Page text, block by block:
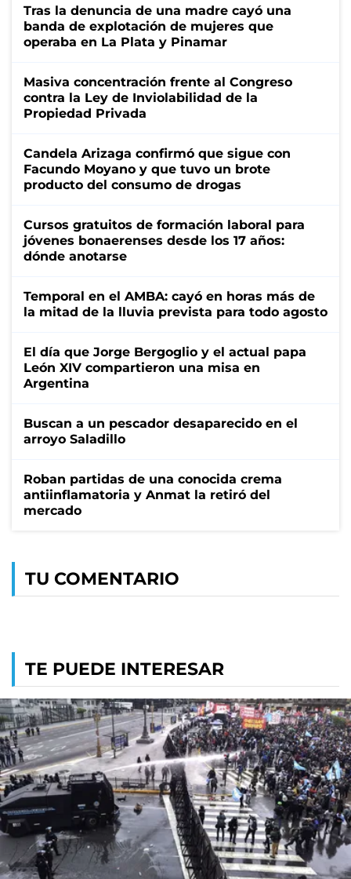
Tras la denuncia de una madre cayó una
banda de explotación de mujeres que
operaba en La Plata y Pinamar
Masiva concentración frente al Congreso
contra la Ley de Inviolabilidad de la
Propiedad Privada
Candela Arizaga confirmó que sigue con
Facundo Moyano y que tuvo un brote
producto del consumo de drogas
Cursos gratuitos de formación laboral para
jóvenes bonaerenses desde los 17 años:
dónde anotarse
Temporal en el AMBA: cayó en horas más de
la mitad de la lluvia prevista para todo agosto
El día que Jorge Bergoglio y el actual papa
León XIV compartieron una misa en
Argentina
Buscan a un pescador desaparecido en el
arroyo Saladillo
Roban partidas de una conocida crema
antiinflamatoria y Anmat la retiró del
mercado
TU COMENTARIO
TE PUEDE INTERESAR